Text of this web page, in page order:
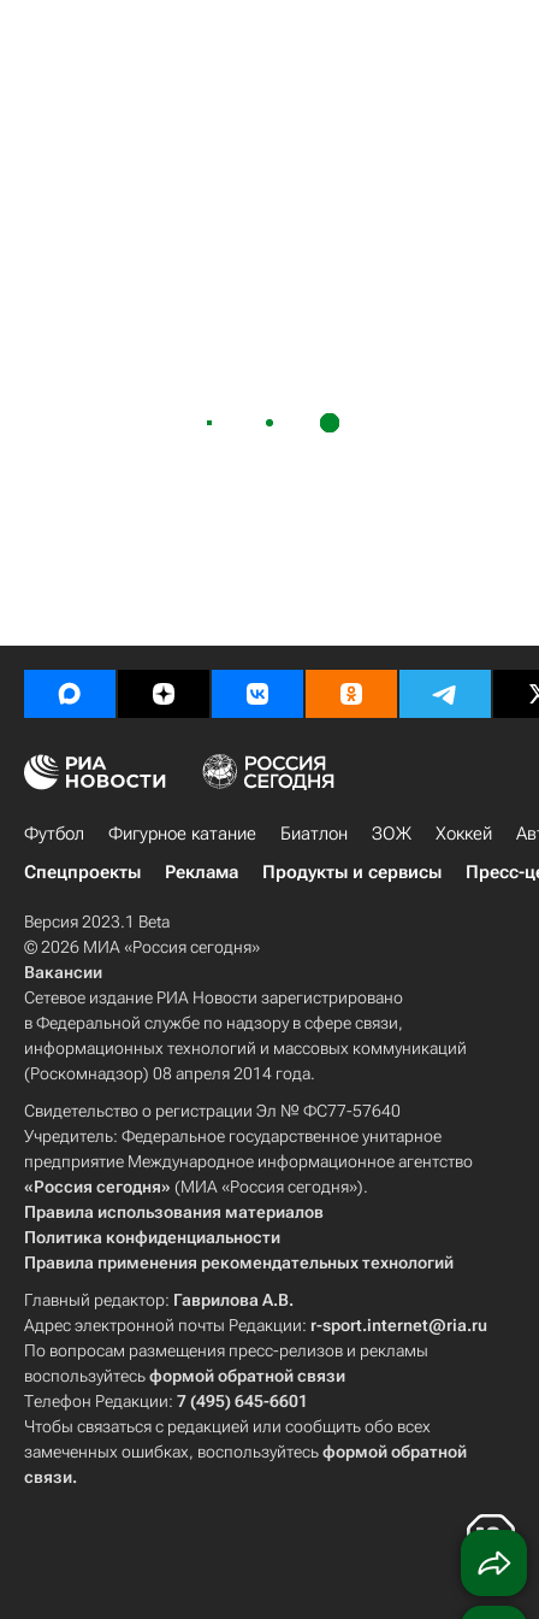
Футбол Фигурное катание Биатлон ЗОЖ Хоккей
Спецпроекты
Реклама Продукты и сервисы Пресс-
Версия 2023.1 Beta
© 2026 МИА «Россия сегодня»
Вакансии
Сетевое издание РИА Новости зарегистрировано
в Федеральной службе по надзору в сфере связи,
информационных технологий и массовых коммуникаций
(Роскомнадзор) 08 апреля 2014 года.
Свидетельство о регистрации Эл № ФС77-57640
Учредитель: Федеральное государственное унитарное
предприятие Международное информационное агентство
«Россия сегодня» (МИА «Россия сегодня»).
Правила использования материалов
Политика конфиденциальности
Правила применения рекомендательных технологий
Главный редактор: Гаврилова А.В.
Адрес электронной почты Редакции: r-sport.internet@ria.ru
По вопросам размещения пресс-релизов и рекламы
воспользуйтесьформой обратной связи
Телефон Редакции: 7 (495) 645-6601
Чтобы связаться с редакцией или сообщить обо всех
замеченных ошибках, воспользуйтесьформой обратной
связи.